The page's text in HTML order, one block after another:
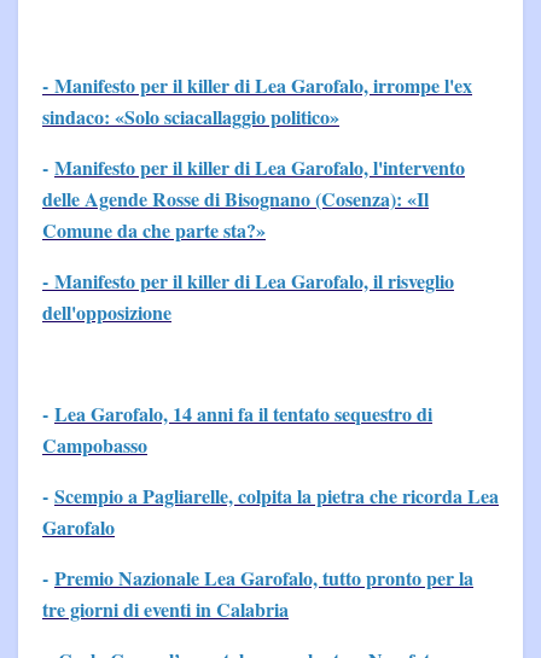
- Manifesto per il killer di Lea Garofalo, irrompe l'ex
sindaco: «Solo sciacallaggio politico»
- Manifesto per il killer di Lea Garofalo, l'intervento
delle Agende Rosse di Bisognano (Cosenza): «Il
Comune da che parte sta?»
- Manifesto per il killer di Lea Garofalo, il risveglio
dell'opposizione
- Lea Garofalo, 14 anni fa il tentato sequestro di
Campobasso
- Scempio a Pagliarelle, colpita la pietra che ricorda Lea
Garofalo
- Premio Nazionale Lea Garofalo, tutto pronto per la
tre giorni di eventi in Calabria